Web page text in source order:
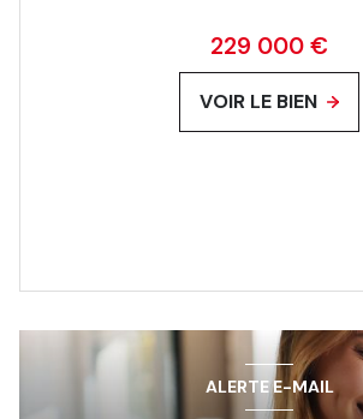
229 000 €
VOIR LE BIEN
ALERTE E-MAIL